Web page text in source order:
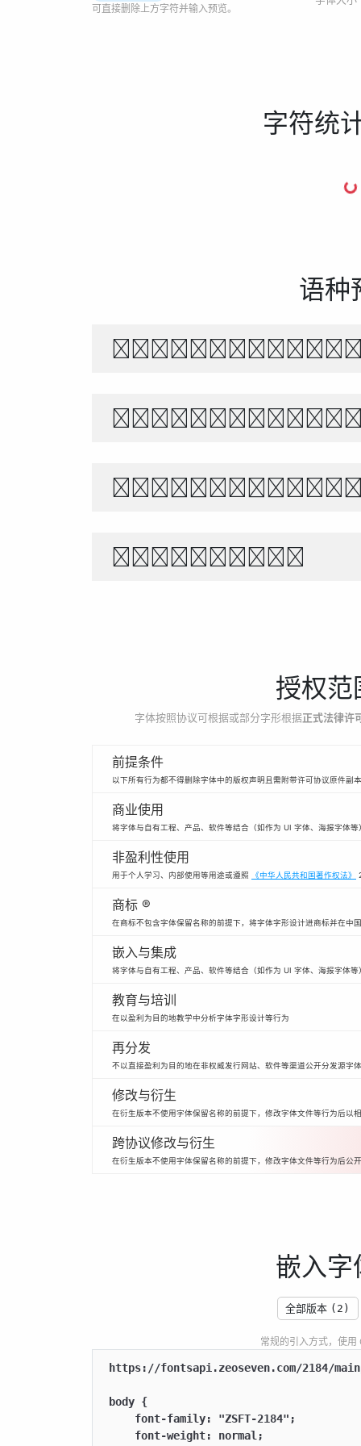
可直接删除上方字符并输入预览。
字符统
语种
The quick
Белый снег
Θέλει αρετή
1234567890
授权范
字体按照协议可根据或部分字形根据正式法律许
前提条件
以下所有行为都不得删除字体中的版权声明且需附带许可协议原件副
商业使用
将字体与自有工程、产品、软件等结合（如作为 UI 字体、海报字体
非盈利性使用
用于个人学习、内部使用等用途或遵照 《中华人民共和国著作权法》
商标 ®
在商标不包含字体保留名称的前提下，将字体字形设计进商标并在中
嵌入与集成
将字体与自有工程、产品、软件等结合（如作为 UI 字体、海报字体等
教育与培训
在以盈利为目的地教学中分析字体字形设计等行为
再分发
不以直接盈利为目的地在非权威发行网站、软件等渠道公开分发源字
修改与衍生
在衍生版本不使用字体保留名称的前提下，修改字体文件等行为后以
跨协议修改与衍生
在衍生版本不使用字体保留名称的前提下，修改字体文件等行为后公
嵌入字
全部版本 (2)
常规的引入方式，使用
https://fontsapi.zeoseven.com/2184/
body {
    font-family: "ZSFT-2184";
    font-weight: normal;